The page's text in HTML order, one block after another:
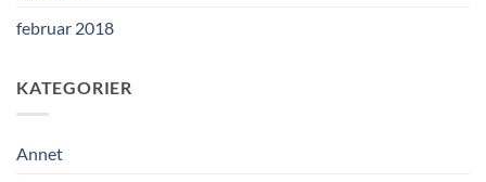
februar 2018
KATEGORIER
Annet